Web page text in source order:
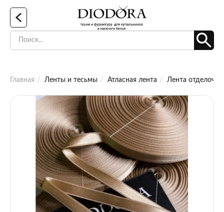
Главная Ленты и тесьмы Атласная лента Лента